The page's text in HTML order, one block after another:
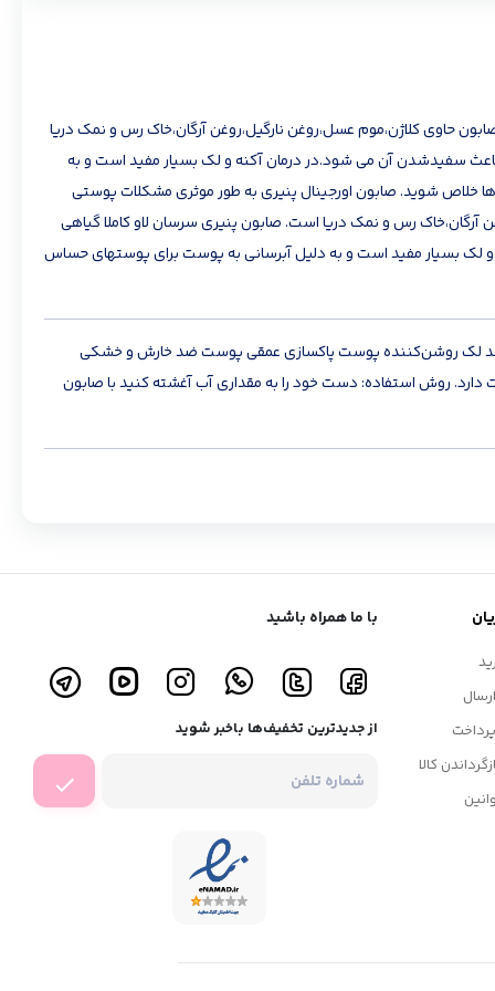
حاوی کلاژن،موم عسل،روغن نارگیل،روغن آرگان،خاک رس و نمک دریا
سفیدشدن آن می شود.در درمان آکنه و لک بسیار مفید است و به
خلاص شوید. صابون اورجینال پنیری به طور موثری مشکلات پوستی
رس و نمک دریا است. صابون پنیری سرسان لاو کاملا گیاهی
لک بسیار مفید است و به دلیل آبرسانی به پوست برای پوستهای حساس
ضد لک روشن‌کننده پوست پاکسازی عمقی پوست ضد خارش و خشکی
روش استفاده: دست خود را به مقداری آب آغشته کنید با صابون
کالا
با ما همراه باشید
از جدیدترین تخفیف‌ها باخبر شوید